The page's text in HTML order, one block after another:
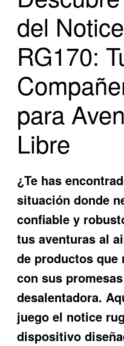
del
RG170:
para
Libre
¿Te has
situación donde
confiable y
tus aventuras al
de productos que
con sus
desalentadora.
juego el notice
dispositivo